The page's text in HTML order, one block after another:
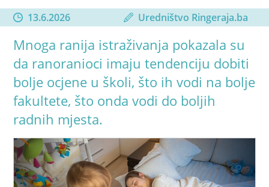
13.6.2026 Uredništvo Ringeraja.ba
Mnoga ranija istraživanja pokazala su
da ranoranioci imaju tendenciju dobiti
bolje ocjene u školi, što ih vodi na bolje
fakultete, što onda vodi do boljih
radnih mjesta.